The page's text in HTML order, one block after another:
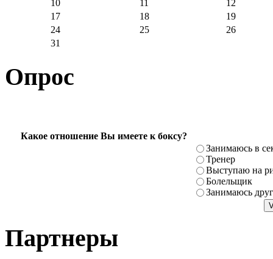
10
11
12
17
18
19
24
25
26
31
Опрос
Какое отношение Вы имеете к боксу?
Занимаюсь в
Тренер
Выступаю на
Болельщик
Занимаюсь
Партнеры